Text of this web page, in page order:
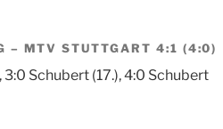
– MTV STUTTGART 4:1 (4:0)
3:0 Schubert (17.), 4:0 Schubert